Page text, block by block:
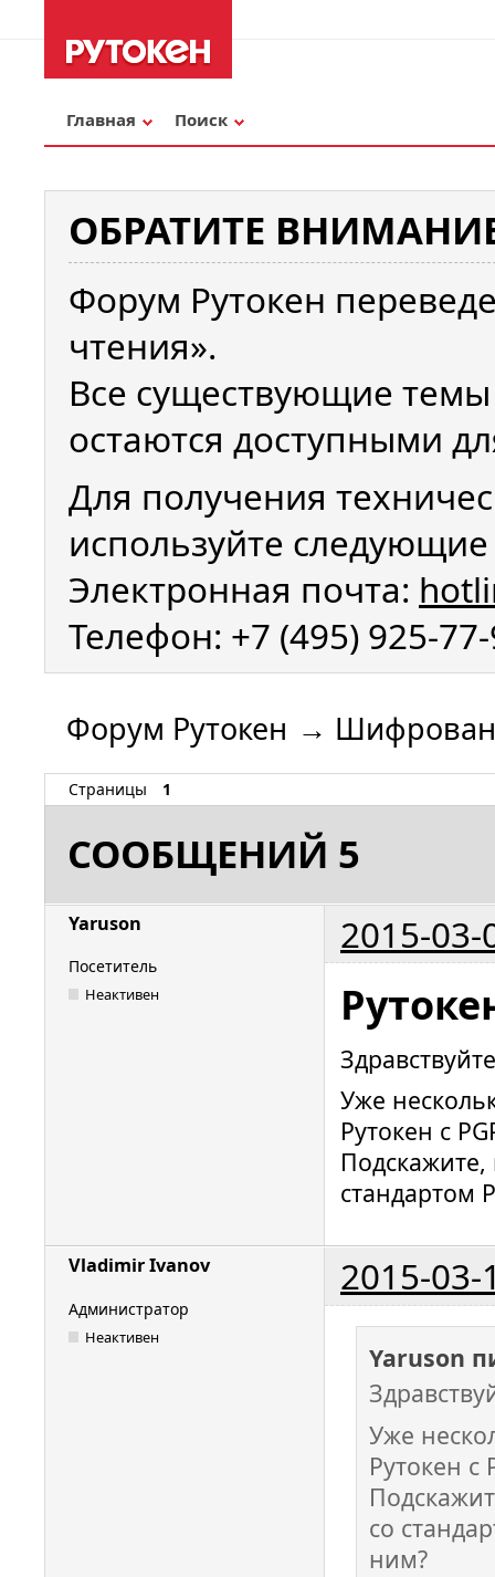
Главная Поиск
ОБРАТИТЕ
Форум Рутокен
чтения».
Все существующие
остаются доступными
Для получения
используйте
Электронная почта:
Телефон: +7 (495) 925-
Форум Рутокен →
Страницы 1
СООБЩЕНИЙ 5
Yaruson 2015-03-
Посетитель
Неактивен
Уже
Рутокен с
стандартом
Vladimir Ivanov 2015-03-
Администратор
Неактивен
Yaruson
Уже
Рутокен с
со
ним?